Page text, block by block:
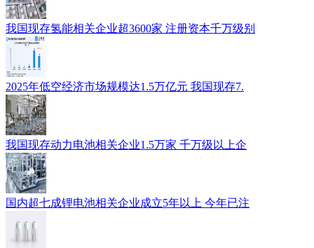
我国现存氢能相关企业超3600家 注册资本千万级别
2025年低空经济市场规模达1.5万亿元 我国现存7.
我国现存动力电池相关企业1.5万家 千万级以上企
国内超七成锂电池相关企业成立5年以上 今年已注